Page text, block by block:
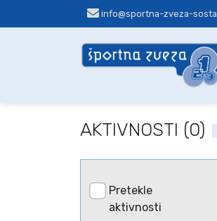
info@sportna-zveza-
AKTIVNOSTI (0)
Pretekle
aktivnosti